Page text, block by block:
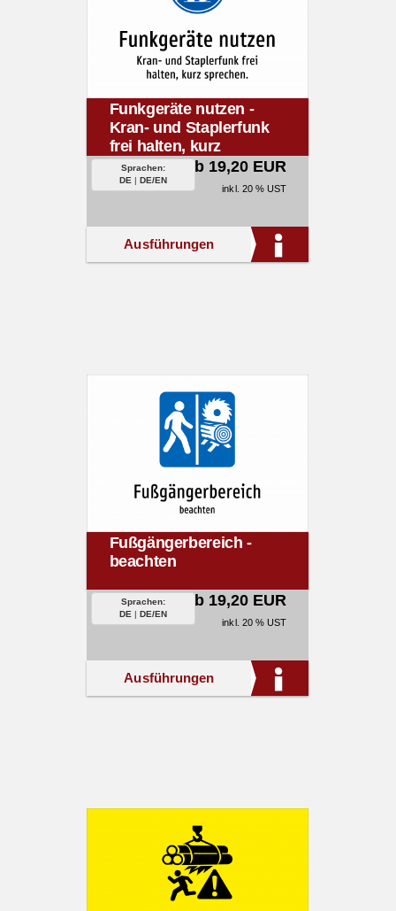
Funkgeräte nutzen -
Kran- und Staplerfunk
frei halten, kurz
sprechen.
Sprachen:
DE | DE/EN
ab 19,20 EUR
inkl. 20 % UST
Ausführungen
Fußgängerbereich -
beachten
Sprachen:
DE | DE/EN
ab 19,20 EUR
inkl. 20 % UST
Ausführungen